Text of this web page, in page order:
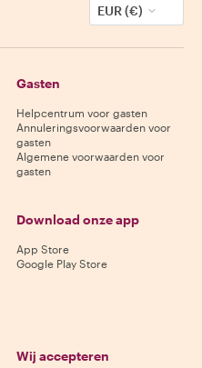
EUR (€)
Gasten
Helpcentrum voor gasten
Annuleringsvoorwaarden voor
gasten
Algemene voorwaarden voor
gasten
Download onze app
App Store
Google Play Store
Wij accepteren